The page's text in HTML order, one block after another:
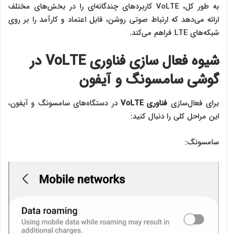
به طور کل، VoLTE کاربردهای چندگانه‌ای را در بخش‌های مختلف
ارائه می‌دهد که ارتباط صوتی روشن، قابل اعتماد و کارآمد را بر روی
شبکه‌های LTE فراهم می‌کند.
شیوه فعال سازی فناوریVoLTEدر
گوشی سامسونگ و آیفون
برای فعال‌سازی فناوریVoLTE در دستگاه‌های سامسونگ و آیفون،
این مراحل کلی را دنبال کنید:
سامسونگ: